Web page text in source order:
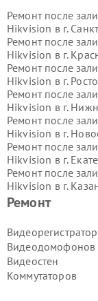
Ремонт
Видеодомофонов
Видеостен
Коммутаторов
Ремонт после
Hikvision в г.
Ремонт после
Hikvision в г.
Ремонт после
Hikvision в г.
Ремонт после
Hikvision в г.
Ремонт после
Hikvision в г.
Ремонт после
Hikvision в г.
Ремонт после
Hikvision в г.
Ремонт после
Ремонт после
Hikvision в г.
Ремонт после
Hikvision в г.
Ремонт после